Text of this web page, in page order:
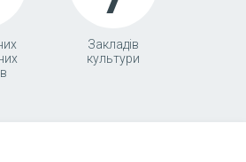
Закладів
культури